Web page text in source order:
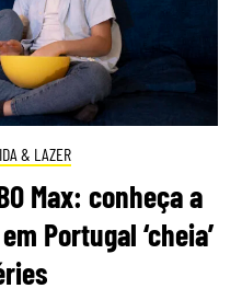
& LAZER
Max: conheça a
Portugal ‘cheia’